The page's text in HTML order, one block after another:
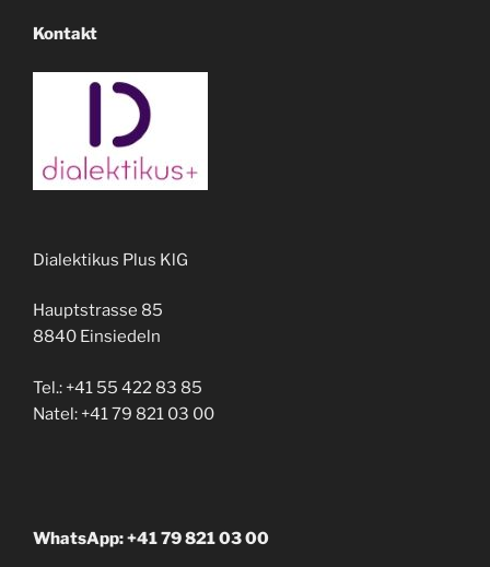
Kontakt
Dialektikus Plus KlG
Hauptstrasse 85
8840 Einsiedeln
Tel.: +41 55 422 83 85
Natel: +41 79 821 03 00
WhatsApp: +41 79 821 03 00